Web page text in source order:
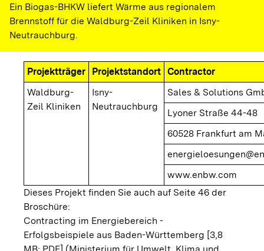
Ein Biogas-BHKW liefert Wärme aus regionalem
Brennstoff für die Waldburg-Zeil Kliniken in Isny-
Neutrauchburg.
Projektträger Projektstandort Contractor
Waldburg-
Zeil Kliniken
Isny-
Neutrauchburg
Sales & Solutions
Lyoner Straße 44-48
60528 Frankfurt am
www.enbw.com
Dieses Projekt finden Sie auch auf Seite 46 der
Broschüre:
Contracting im Energiebereich -
Erfolgsbeispiele aus Baden-Württemberg [3,8